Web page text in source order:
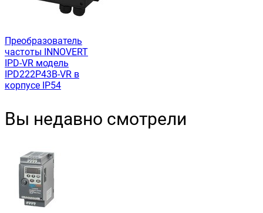
Преобразователь
частоты INNOVERT
IРD-VR модель
IPD222P43B-VR в
корпусе IP54
Вы недавно смотрели